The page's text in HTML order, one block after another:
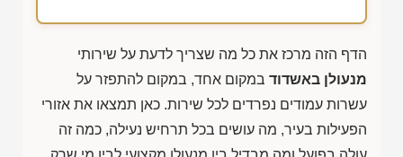
הדף הזה מרכז את כל מה שצריך לדעת על שירותי
מנעולן באשדוד במקום אחד, במקום להתפזר על
עשרות עמודים נפרדים לכל שירות. כאן תמצאו את אזורי
הפעילות בעיר, מה עושים בכל תרחיש נעילה, כמה זה